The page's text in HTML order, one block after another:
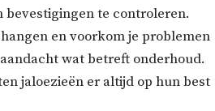
bevestigingen te controleren.
en voorkom je problemen
wat betreft onderhoud.
jaloezieën er altijd op hun best